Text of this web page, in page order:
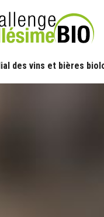
des vins et bières